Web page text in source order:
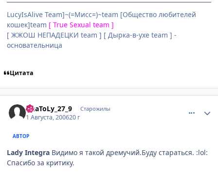
LucyIsAlive Team]~(=Мисс=)~team [Общество любителей
кошек]team [ True Sexual team ]
[ ЖЖОШ НЕПАДЕЦКИ team ] [ Дырка-в-ухе team ] -
основательница
Цитата
AnaToLy_27_9 Старожилы
1 Августа, 200620 г
АВТОР
Lady Integra Видимо я такой дремучий.Буду стараться. :lol:
Спасибо за критику.